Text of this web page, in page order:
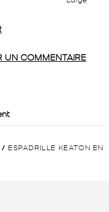
/ ESPADRILLE KEATON EN